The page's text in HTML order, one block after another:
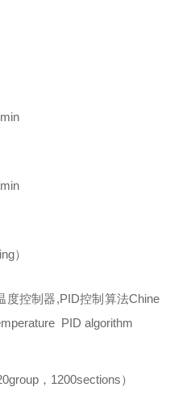
）
度控制器,PID控制算法Chine
PID algorithm
，1200sections）